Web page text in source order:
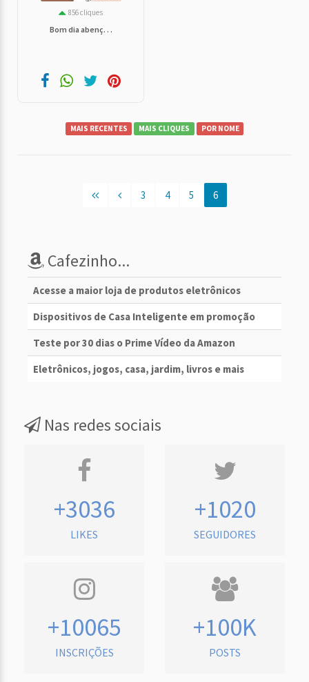
856 cliques
Bom dia abenç. . .
MAIS RECENTES MAIS CLIQUES POR NOME
3 4 5 6
Cafezinho...
Acesse a maior loja de produtos eletrônicos
Dispositivos de Casa Inteligente em promoção
Teste por 30 dias o Prime Vídeo da Amazon
Eletrônicos, jogos, casa, jardim, livros e mais
Nas redes sociais
+3036
LIKES
+1020
SEGUIDORES
+10065
INSCRIÇÕES
+100K
POSTS